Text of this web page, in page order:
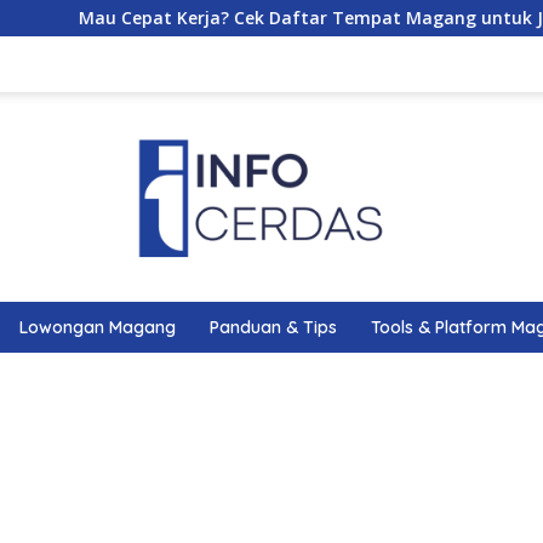
Cepat Kerja? Cek Daftar Tempat Magang untuk Jurusan
Lowongan Magang Panduan & Tips Tools & Platform